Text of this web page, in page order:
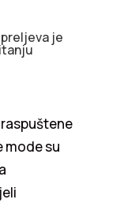
je
mode su